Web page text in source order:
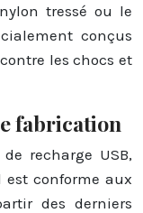
tressé ou le
conçus
les chocs et
fabrication
recharge USB,
est conforme aux
des derniers